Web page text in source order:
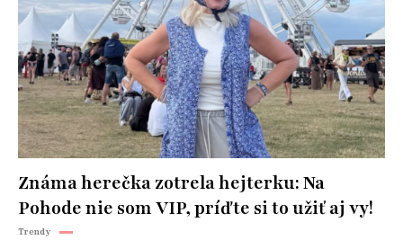
Známa herečka zotrela hejterku: Na
Pohode nie som VIP, príďte si to užiť aj vy!
Trendy